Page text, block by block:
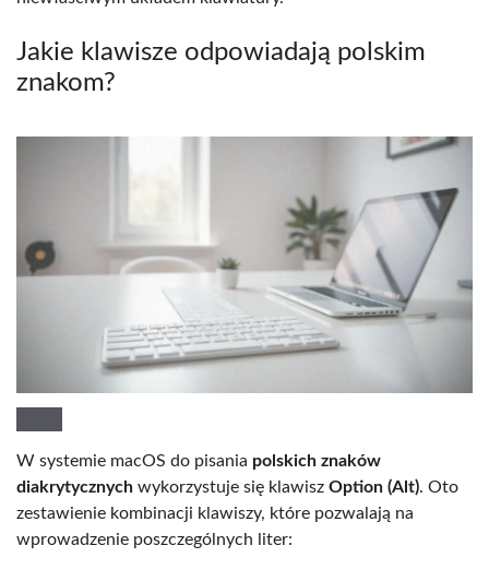
Jakie klawisze odpowiadają polskim
znakom?
W systemie macOS do pisania polskich znaków
diakrytycznych wykorzystuje się klawisz Option (Alt). Oto
zestawienie kombinacji klawiszy, które pozwalają na
wprowadzenie poszczególnych liter: